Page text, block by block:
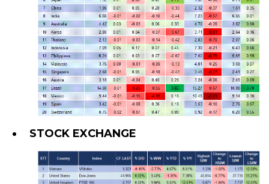
STOCK EXCHANGE